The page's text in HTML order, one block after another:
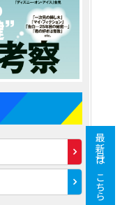
最新号はこちら